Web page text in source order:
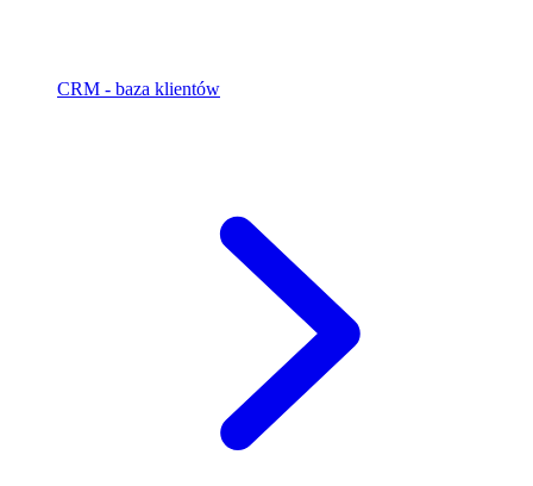
CRM - baza klientów